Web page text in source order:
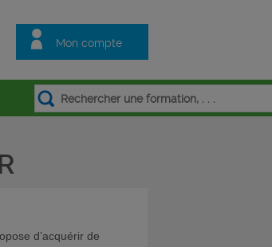
Mon compte
d’acquérir de